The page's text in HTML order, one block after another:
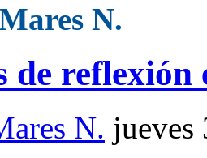
N.
de reflexión
N. jueves